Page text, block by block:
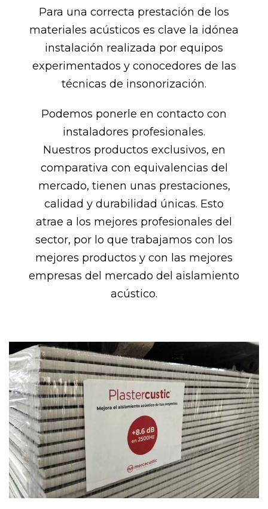
Para una correcta prestación de los
materiales acústicos es clave la idónea
instalación realizada por equipos
experimentados y conocedores de las
técnicas de insonorización.
Podemos ponerle en contacto con
instaladores profesionales.
Nuestros productos exclusivos, en
comparativa con equivalencias del
mercado, tienen unas prestaciones,
calidad y durabilidad únicas. Esto
atrae a los mejores profesionales del
sector, por lo que trabajamos con los
mejores productos y con las mejores
empresas del mercado del aislamiento
acústico.